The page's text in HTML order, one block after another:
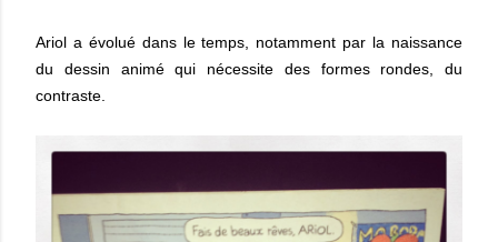
Ariol a évolué dans le temps, notamment par la naissance
du dessin animé qui nécessite des formes rondes, du
contraste.